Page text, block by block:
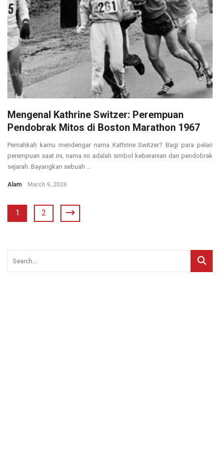
Mengenal Kathrine Switzer: Perempuan
Pendobrak Mitos di Boston Marathon 1967
Pernahkah kamu mendengar nama Kathrine Switzer? Bagi para pelari
perempuan saat ini, nama ini adalah simbol keberanian dan pendobrak
sejarah. Bayangkan sebuah ...
Alam March 9, 2026
1 2